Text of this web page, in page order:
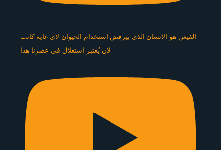
الفيغن هو الانسان الذي بيرفض استخدام الحيوان لاي غاية كانت